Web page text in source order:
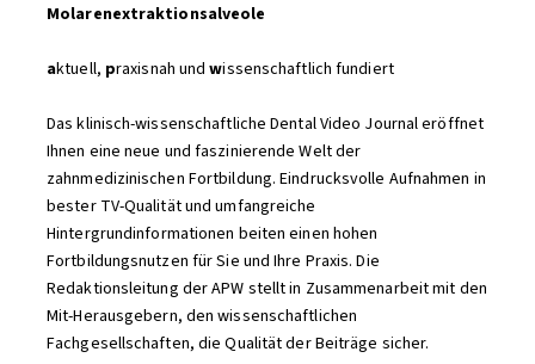
Molarenextraktionsalveole
aktuell, praxisnah undwissenschaftlich fundiert
Das klinisch-wissenschaftliche Dental Video Journal eröffnet
Ihnen eine neue und faszinierende Welt der
zahnmedizinischen Fortbildung. Eindrucksvolle Aufnahmen in
bester TV-Qualität und umfangreiche
Hintergrundinformationen beiten einen hohen
Fortbildungsnutzen für Sie und Ihre Praxis. Die
Redaktionsleitung der APW stellt in Zusammenarbeit mit den
Mit-Herausgebern, den wissenschaftlichen
Fachgesellschaften, die Qualität der Beiträge sicher.